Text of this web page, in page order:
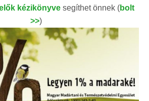
kézikönyvesegíthet önnek (bolt
>>)